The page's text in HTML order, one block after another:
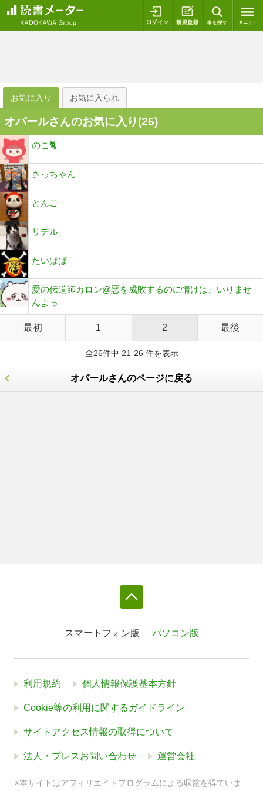
ログイン 新規登録
お気に入り お気に入られ
オパールさんのお気に入り(26)
のこ🐈
さっちゃん
とんこ
リデル
たいぱぱ
愛の伝道師カロン@悪を成敗するのに情けは、いりませ
んよっ
最初 1 2 最後
全26件中 21-26 件を表示
オパールさんのページに戻る
スマートフォン版 パソコン版
利用規約 個人情報保護基本方針
Cookie等の利用に関するガイドライン
サイトアクセス情報の取得について
法人・プレスお問い合わせ 運営会社
※本サイトはアフィリエイトプログラムによる収益を得ていま